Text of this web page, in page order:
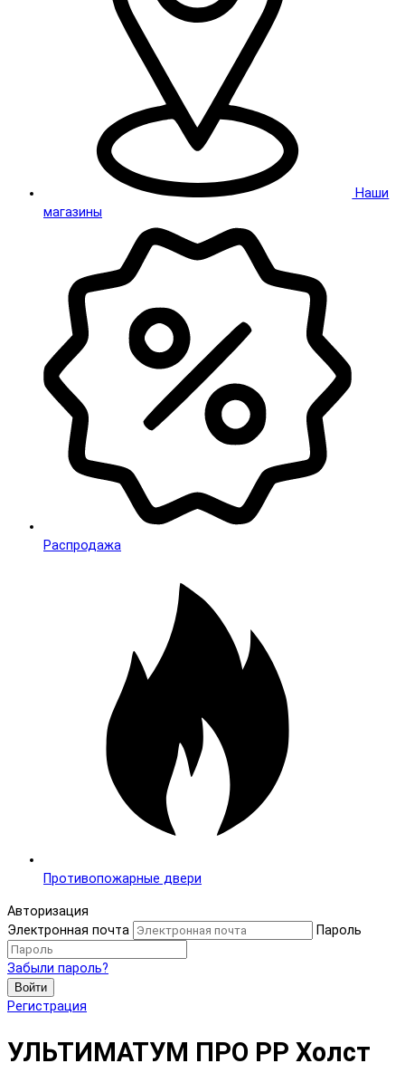
Наши
магазины
Распродажа
Противопожарные двери
Авторизация
Электронная почта
Пароль
Забыли пароль?
Войти
Регистрация
УЛЬТИМАТУМ ПРО PP Холст